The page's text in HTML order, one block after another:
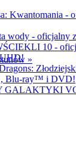
Kwantomania -
wody -
10 -
Blu-ray™ i DVD!
GALAKTYKI
»